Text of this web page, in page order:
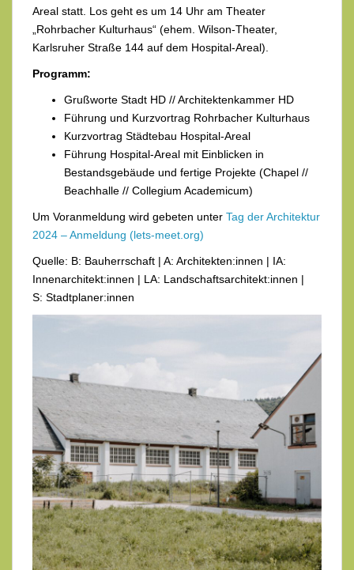
Areal statt. Los geht es um 14 Uhr am Theater
„Rohrbacher Kulturhaus“ (ehem. Wilson-Theater,
Karlsruher Straße 144 auf dem Hospital-Areal).
Programm:
Grußworte Stadt HD // Architektenkammer HD
Führung und Kurzvortrag Rohrbacher Kulturhaus
Kurzvortrag Städtebau Hospital-Areal
Führung Hospital-Areal mit Einblicken in
Bestandsgebäude und fertige Projekte (Chapel //
Beachhalle // Collegium Academicum)
Um Voranmeldung wird gebeten unter Tag der Architektur
2024 – Anmeldung (lets-meet.org)
Quelle: B: Bauherrschaft | A: Architekten:innen | IA:
Innenarchitekt:innen | LA: Landschaftsarchitekt:innen |
S: Stadtplaner:innen